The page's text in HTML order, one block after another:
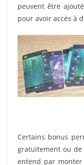
peuvent être
pour avoir accès à
Certains bonus
gratuitement ou de
entend par